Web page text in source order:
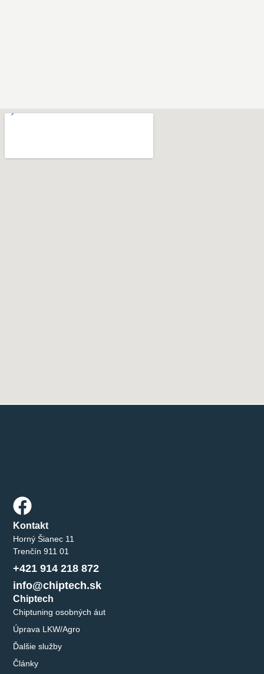
Chiptech
Chiptuning osobných áut
Úprava LKW/Agro
Ďalšie služby
Články
Kontakt
Horný Šianec 11
Trenčín 911 01
+421 914 218 872
info@chiptech.sk